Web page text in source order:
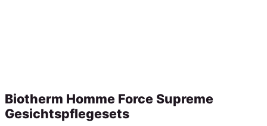
Biotherm Homme Force Supreme
Gesichtspflegesets